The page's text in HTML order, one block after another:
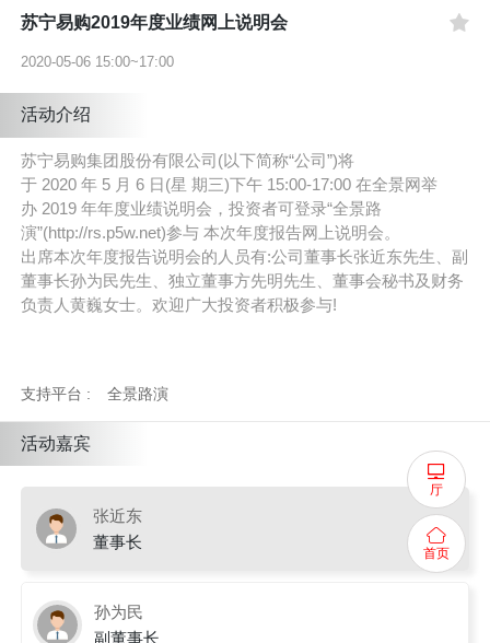
苏宁易购2019年度业绩网上说明会
2020-05-06 15:00~17:00
活动介绍
苏宁易购集团股份有限公司(以下简称“公司”)将
于 2020 年 5 月 6 日(星 期三)下午 15:00-17:00 在全景网举
办 2019 年年度业绩说明会，投资者可登录“全景路
演”(http://rs.p5w.net)参与 本次年度报告网上说明会。
出席本次年度报告说明会的人员有:公司董事长张近东先生、副
董事长孙为民先生、独立董事方先明先生、董事会秘书及财务
负责人黄巍女士。欢迎广大投资者积极参与!
支持平台 : 全景路演
活动嘉宾
张近东
董事长
孙为民
副董事长
厅
首页